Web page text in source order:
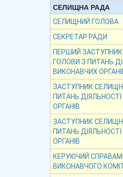
СЕЛИЩНА РАДА
СЕЛИЩНИЙ ГОЛОВА
СЕКРЕТАР РАДИ
ПЕРШИЙ
ГОЛОВИ З ПИТАНЬ
ВИКОНАВЧИХ
ЗАСТУПНИК
ПИТАНЬ
ОРГАНІВ
ЗАСТУПНИК
ПИТАНЬ
ОРГАНІВ
КЕРУЮЧИЙ
ВИКОНАВЧОГО